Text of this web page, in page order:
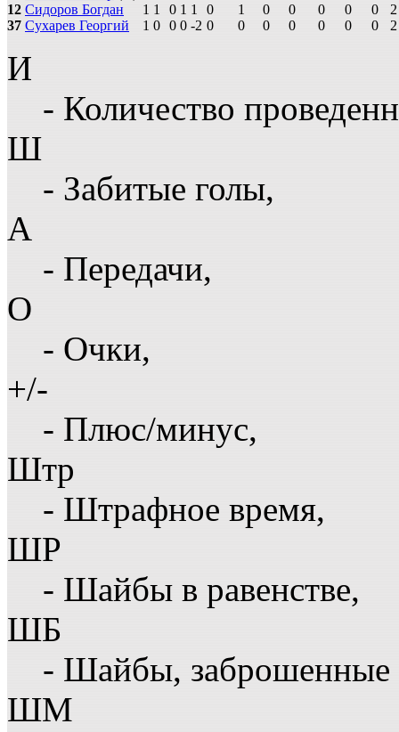
12 Сидоров Богдан 1 1 0 1 1 0 1 0 0 0 0 0
2
37 Сухарев Георгий 1 0 0 0 -2 0 0 0 0 0 0 0 2
И
- Количество
Ш
- Забитые голы,
А
- Передачи,
О
- Очки,
+/-
- Плюс/минус,
Штр
- Штрафное время,
ШР
- Шайбы в равенстве,
ШБ
- Шайбы, заброшенные
ШМ